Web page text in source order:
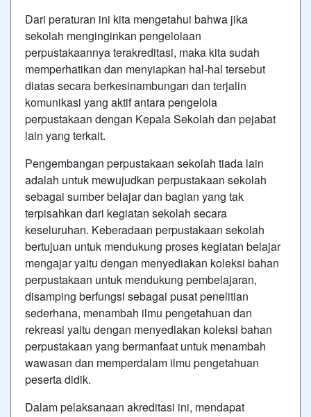
Dari peraturan ini kita mengetahui bahwa jika
sekolah menginginkan pengelolaan
perpustakaannya terakreditasi, maka kita sudah
memperhatikan dan menyiapkan hal-hal tersebut
diatas secara berkesinambungan dan terjalin
komunikasi yang aktif antara pengelola
perpustakaan dengan Kepala Sekolah dan pejabat
lain yang terkait.
Pengembangan perpustakaan sekolah tiada lain
adalah untuk mewujudkan perpustakaan sekolah
sebagai sumber belajar dan bagian yang tak
terpisahkan dari kegiatan sekolah secara
keseluruhan. Keberadaan perpustakaan sekolah
bertujuan untuk mendukung proses kegiatan belajar
mengajar yaitu dengan menyediakan koleksi bahan
perpustakaan untuk mendukung pembelajaran,
disamping berfungsi sebagai pusat penelitian
sederhana, menambah ilmu pengetahuan dan
rekreasi yaitu dengan menyediakan koleksi bahan
perpustakaan yang bermanfaat untuk menambah
wawasan dan memperdalam ilmu pengetahuan
peserta didik.
Dalam pelaksanaan akreditasi ini, mendapat